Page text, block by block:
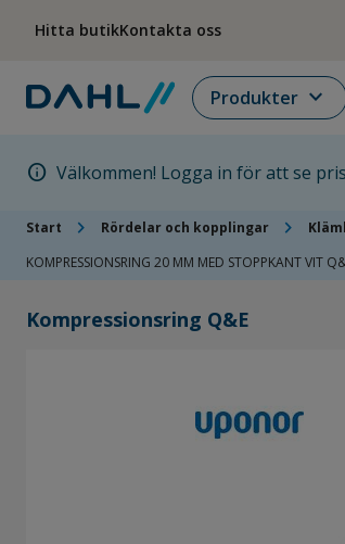
Hitta butikKontakta oss
Produkter expand_more
info Välkommen! Logga in för att se
Start chevron_right Rördelar och kopplingar chevron_right
KOMPRESSIONSRING 20 MM MED STOPPKANT VIT
Kompressionsring Q&E